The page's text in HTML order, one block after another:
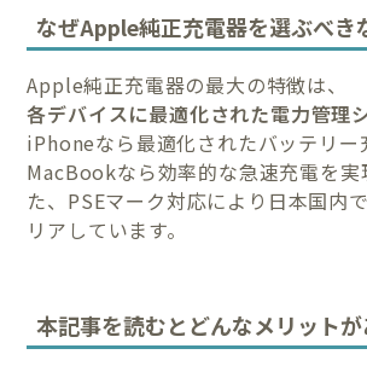
なぜApple純正充電器を選ぶべき
Apple純正充電器の最大の特徴は、
各デバイスに最適化された電力管理
iPhoneなら最適化されたバッテリー
MacBookなら効率的な急速充電を実
た、PSEマーク対応により日本国内
リアしています。
本記事を読むとどんなメリット